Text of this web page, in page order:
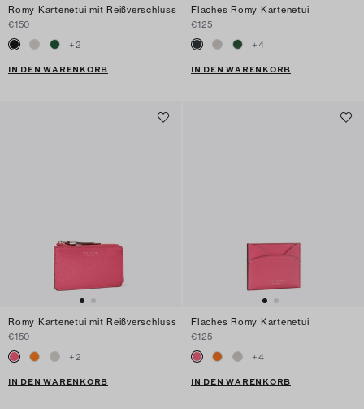
Romy Kartenetui mit Reißverschluss
€150
+2
IN DEN WARENKORB
Flaches Romy Kartenetui
€125
+4
IN DEN WARENKORB
Romy Kartenetui mit Reißverschluss
€150
+2
IN DEN WARENKORB
Flaches Romy Kartenetui
€125
+4
IN DEN WARENKORB